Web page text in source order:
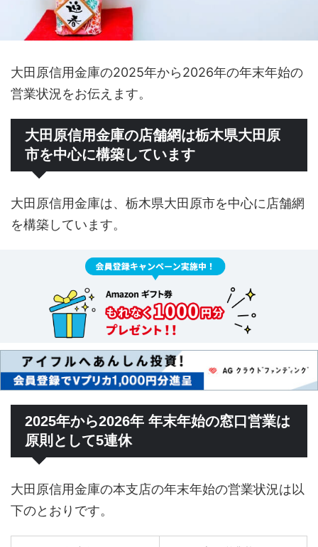
大田原信用金庫の2025年から2026年の年末年始の
営業状況をお伝えます。
大田原信用金庫の店舗網は栃木県大田原
市を中心に構築しています
大田原信用金庫は、栃木県大田原市を中心に店舗網
を構築しています。
2025年から2026年 年末年始の窓口営業は
原則として5連休
大田原信用金庫の本支店の年末年始の営業状況は以
下のとおりです。